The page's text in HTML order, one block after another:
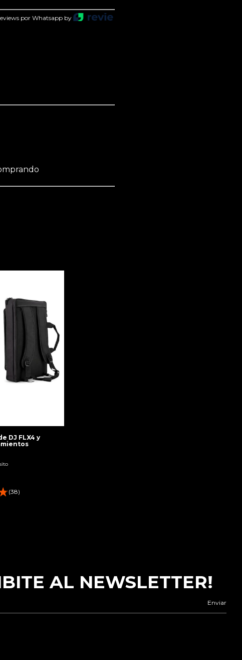
por Whatsapp by
DJ FLX4 y
(38)
AL NEWSLETTER!